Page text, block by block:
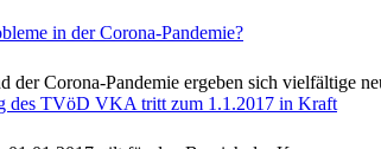
in der Corona-Pandemie?
der Corona-Pandemie ergeben sich vielfältige
des TVöD VKA tritt zum 1.1.2017 in Kraft